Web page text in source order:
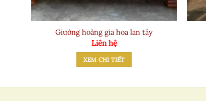
Giường hoàng gia hoa lan tây
Liên hệ
XEM CHI TIẾT